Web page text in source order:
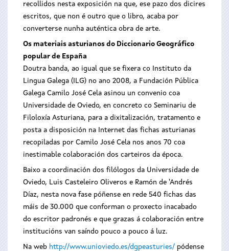
recollidos nesta exposición na que, ese pazo dos dicires
escritos, que non é outro que o libro, acaba por
converterse nunha auténtica obra de arte.
Os materiais asturianos do Diccionario Geográfico
popular de España
Doutra banda, ao igual que se fixera co Instituto da
Lingua Galega (ILG) no ano 2008, a Fundación Pública
Galega Camilo José Cela asinou un convenio coa
Universidade de Oviedo, en concreto co Seminariu de
Filoloxía Asturiana, para a dixitalización, tratamento e
posta a disposición na Internet das fichas asturianas
recopiladas por Camilo José Cela nos anos 70 coa
inestimable colaboración dos carteiros da época.
Baixo a coordinación dos filólogos da Universidade de
Oviedo, Luis Casteleiro Oliveros e Ramón de 'Andrés
Díaz, nesta nova fase póñense en rede 540 fichas das
máis de 30.000 que conforman o proxecto inacabado
do escritor padronés e que grazas á colaboración entre
institucións van saíndo pouco a pouco á luz.
Na web http://www.unioviedo.es/dgpeasturies/ pódense